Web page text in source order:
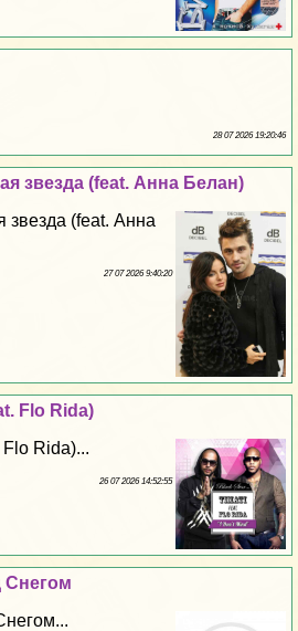
28 07 2026 19:20:46
звезда (feat. Анна Белан)
(feat. Анна
27 07 2026 9:40:20
Flo Rida)
Rida)...
26 07 2026 14:52:55